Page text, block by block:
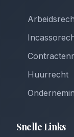
Huurrecht
Snelle Links